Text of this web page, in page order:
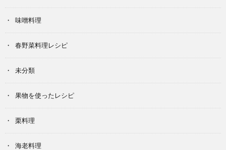
味噌料理
春野菜料理レシピ
未分類
果物を使ったレシピ
栗料理
海老料理